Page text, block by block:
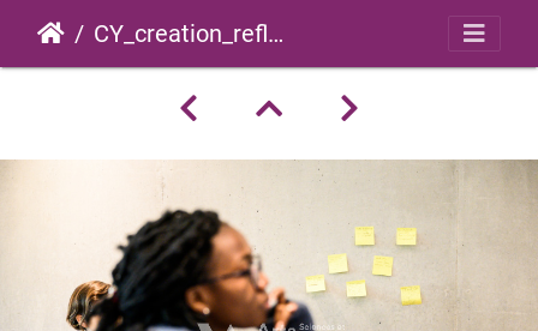
CY_creation_reflexion_2022_0022